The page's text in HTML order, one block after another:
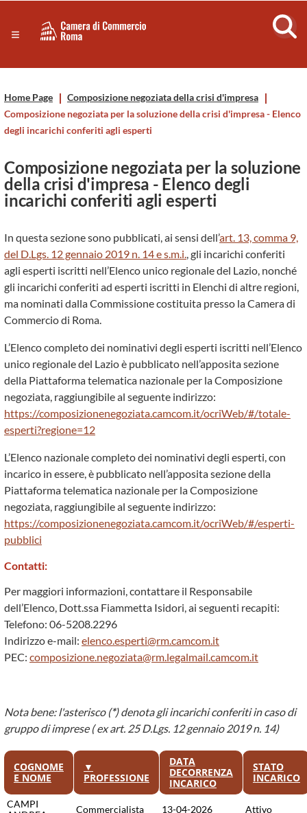
Servizi
Risorse Principali
Eventi
Footer
Camera
di
Commercio
di
Roma
-
CCIAA
Roma
Home Page
Composizione negoziata della crisi d'impresa
Composizione negoziata per la soluzione della crisi d'impresa - Elenco
degli incarichi conferiti agli esperti
Composizione negoziata per la soluzione
della crisi d'impresa - Elenco degli
incarichi conferiti agli esperti
In questa sezione sono pubblicati, ai sensi dell’art. 13, comma 9,
del D.Lgs. 12 gennaio 2019 n. 14 e s.m.i., gli incarichi conferiti
agli esperti iscritti nell’Elenco unico regionale del Lazio, nonché
gli incarichi conferiti ad esperti iscritti in Elenchi di altre regioni,
ma nominati dalla Commissione costituita presso la Camera di
Commercio di Roma.
L’Elenco completo dei nominativi degli esperti iscritti nell’Elenco
unico regionale del Lazio è pubblicato nell’apposita sezione
della Piattaforma telematica nazionale per la Composizione
negoziata, raggiungibile al seguente indirizzo:
https://composizionenegoziata.camcom.it/ocriWeb/#/totale-
esperti?regione=12
L’Elenco nazionale completo dei nominativi degli esperti, con
incarico in essere, è pubblicato nell’apposita sezione della
Piattaforma telematica nazionale per la Composizione
negoziata, raggiungibile al seguente indirizzo:
https://composizionenegoziata.camcom.it/ocriWeb/#/esperti-
pubblici
Contatti:
Per maggiori informazioni, contattare il Responsabile
dell’Elenco, Dott.ssa Fiammetta Isidori, ai seguenti recapiti:
Telefono: 06-5208.2296
Indirizzo e-mail: elenco.esperti@rm.camcom.it
PEC: composizione.negoziata@rm.legalmail.camcom.it
Nota bene: l'asterisco (*) denota gli incarichi conferiti in caso di
gruppo di imprese ( ex art. 25 D.Lgs. 12 gennaio 2019 n. 14)
COGNOME
E NOME
▼
PROFESSIONE
DATA
DECORRENZA
INCARICO
STATO
INCARICO
CAMPI
Commercialista 13-04-2026 Attivo